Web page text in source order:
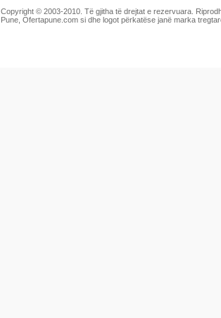
Copyright © 2003-2010. Të gjitha të drejtat e rezervuara.
Pune, Ofertapune.com si dhe logot përkatëse janë marka